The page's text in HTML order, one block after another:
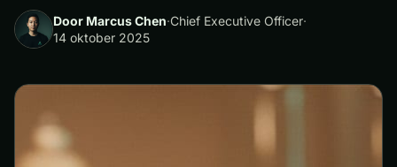
Door Marcus Chen·Chief Executive Officer·
14 oktober 2025